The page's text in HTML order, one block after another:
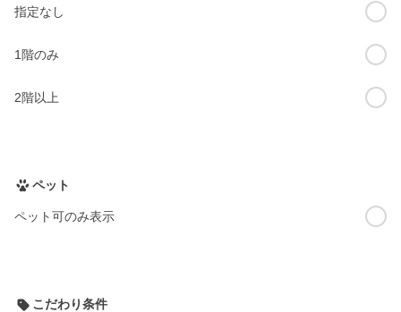
指定なし
1階のみ
2階以上
ペット
ペット可のみ表示
こだわり条件